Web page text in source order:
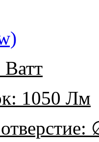
Ватт
1050 Лм